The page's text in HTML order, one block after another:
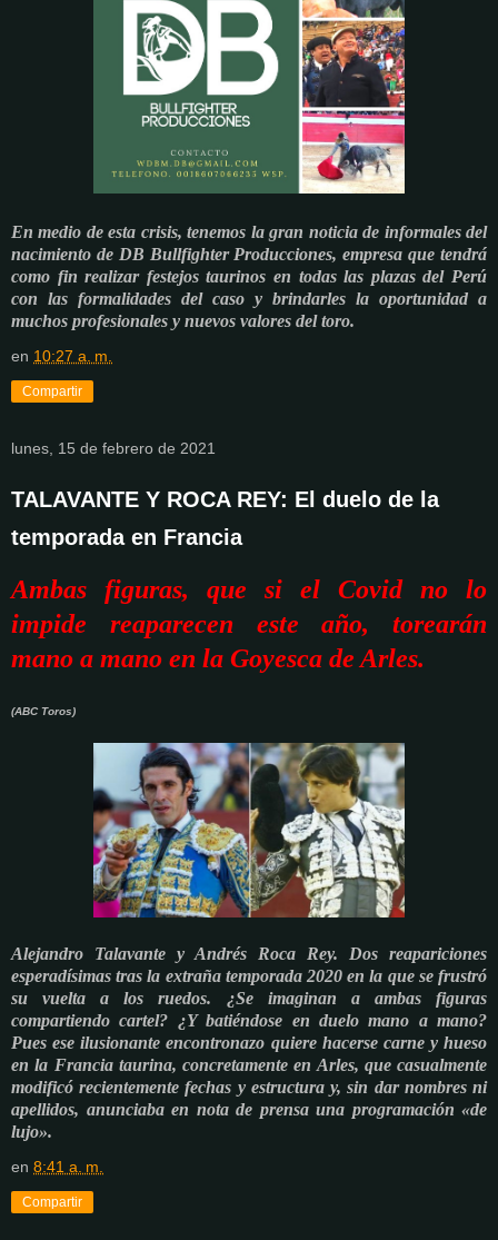
En medio de esta crisis, tenemos la gran noticia de informales del
nacimiento de DB Bullfighter Producciones, empresa que tendrá
como fin realizar festejos taurinos en todas las plazas del Perú
con las formalidades del caso y brindarles la oportunidad a
muchos profesionales y nuevos valores del toro.
en 10:27 a. m.
Compartir
lunes, 15 de febrero de 2021
TALAVANTE Y ROCA REY: El duelo de la
temporada en Francia
Ambas figuras, que si el Covid no lo
impide reaparecen este año, torearán
mano a mano en la Goyesca de Arles.
(ABC Toros)
Alejandro Talavante y Andrés Roca Rey. Dos reapariciones
esperadísimas tras la extraña temporada 2020 en la que se frustró
su vuelta a los ruedos. ¿Se imaginan a ambas figuras
compartiendo cartel? ¿Y batiéndose en duelo mano a mano?
Pues ese ilusionante encontronazo quiere hacerse carne y hueso
en la Francia taurina, concretamente en Arles, que casualmente
modificó recientemente fechas y estructura y, sin dar nombres ni
apellidos, anunciaba en nota de prensa una programación «de
lujo».
en 8:41 a. m.
Compartir